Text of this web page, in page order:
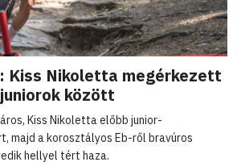
Kiss Nikoletta megérkezett
között
Kiss Nikoletta előbb junior-
majd a korosztályos Eb-ről bravúros
hellyel tért haza.